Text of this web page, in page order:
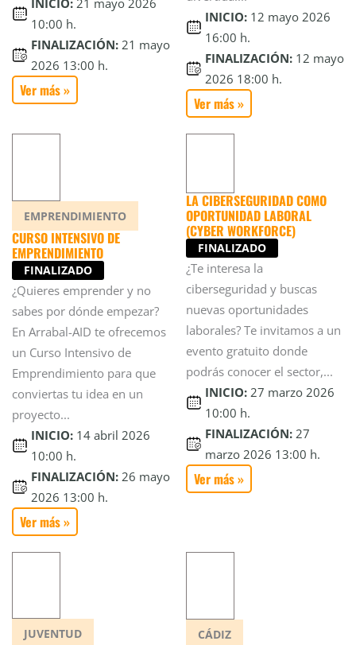
10:00 h.
FINALIZACIÓN: 21 mayo
2026 13:00 h.
Ver más »
INICIO: 12 mayo 2026
16:00 h.
FINALIZACIÓN: 12 mayo
2026 18:00 h.
Ver más »
EMPRENDIMIENTO
CURSO INTENSIVO DE
EMPRENDIMIENTO
FINALIZADO
¿Quieres emprender y no
sabes por dónde empezar?
En Arrabal-AID te ofrecemos
un Curso Intensivo de
Emprendimiento para que
conviertas tu idea en un
proyecto...
INICIO: 14 abril 2026
10:00 h.
FINALIZACIÓN: 26 mayo
2026 13:00 h.
Ver más »
LA CIBERSEGURIDAD COMO
OPORTUNIDAD LABORAL
(CYBER WORKFORCE)
FINALIZADO
¿Te interesa la
ciberseguridad y buscas
nuevas oportunidades
laborales? Te invitamos a un
evento gratuito donde
podrás conocer el sector,...
INICIO: 27 marzo 2026
10:00 h.
FINALIZACIÓN: 27
marzo 2026 13:00 h.
Ver más »
JUVENTUD CÁDIZ